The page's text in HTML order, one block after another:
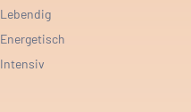
Lebendig
Energetisch
Intensiv